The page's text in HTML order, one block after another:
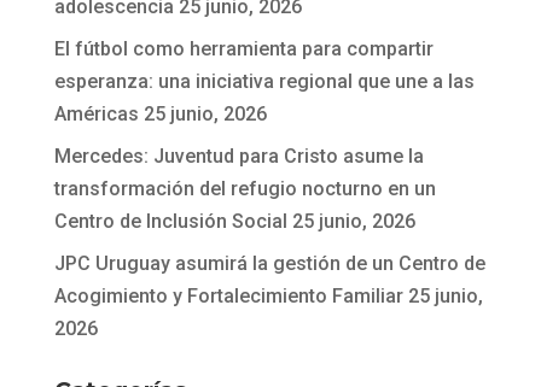
adolescencia 25 junio, 2026
El fútbol como herramienta para compartir
esperanza: una iniciativa regional que une a las
Américas 25 junio, 2026
Mercedes: Juventud para Cristo asume la
transformación del refugio nocturno en un
Centro de Inclusión Social 25 junio, 2026
JPC Uruguay asumirá la gestión de un Centro de
Acogimiento y Fortalecimiento Familiar 25 junio,
2026